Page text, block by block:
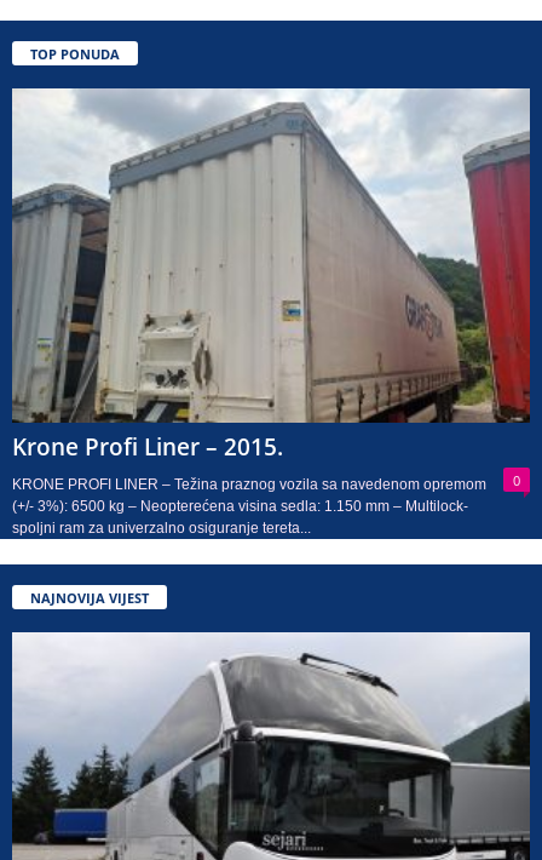
TOP PONUDA
Krone Profi Liner – 2015.
0
KRONE PROFI LINER – Težina praznog vozila sa navedenom opremom
(+/- 3%): 6500 kg – Neopterećena visina sedla: 1.150 mm – Multilock-
spoljni ram za univerzalno osiguranje tereta...
NAJNOVIJA VIJEST